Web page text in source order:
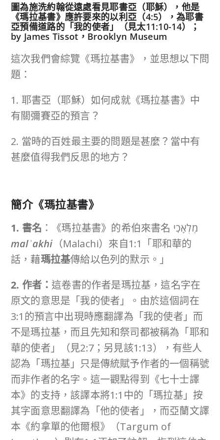
圖為施洗約翰從遠處看見耶書亞（耶穌），他是
《瑪拉基書》應許要來的以利亞（4:5），為耶書
亞預備道路的「我的使者」（見太11:10-14）；
by James Tissot，Brooklyn Museum
這次我們會綜覽《瑪拉基書》，並思想以下問
題：
1. 耶書亞（耶穌）如何成就《瑪拉基書》中
有關彌賽亞的預言？
2. 當時的百姓最主要的問題是甚麼？當中有
甚麼值得我們反思的地方？
簡介《瑪拉基書》
1. 書名
：《瑪拉基書》的希伯來書名 מַלְאָכִֽי
malʾakhi （Malachi）來自1:1「耶和華的
話，藉瑪拉基傳給以色列的默示。」
2. 作者： 這卷書的作者是瑪拉基，這名字在
原文的意思是「我的使者」。由於這個詞在
3:1的預言中出現時應翻譯為「我的使者」而
不是瑪拉基，而且先知和祭司都被稱為「耶和
華的使者」（見2:7；另見該1:13），有些人
認為「瑪拉基」只是傳統賦予作者的一個稱號
而非作者的名字。這一觀點得到《七十士譯
本》的支持，該譯本將1:1中的「瑪拉基」按
其字面意思翻譯為「他的使者」，而亞蘭文譯
本《約拿單的他爾根》（Targum of